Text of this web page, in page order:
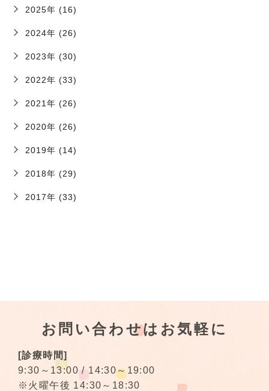
2025年 (16)
2024年 (26)
2023年 (30)
2022年 (33)
2021年 (26)
2020年 (26)
2019年 (14)
2018年 (29)
2017年 (33)
お問い合わせはお気軽に
[診療時間]
9:30～13:00 / 14:30～19:00
※火曜午後 14:30～18:30